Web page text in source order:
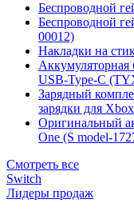
Беспроводной
Беспроводной
00012)
Накладки на
Аккумуляторная
USB-Type-C
Зарядный
зарядки для
Оригинальный
One (S model-
Смотреть все
Switch
Лидеры продаж